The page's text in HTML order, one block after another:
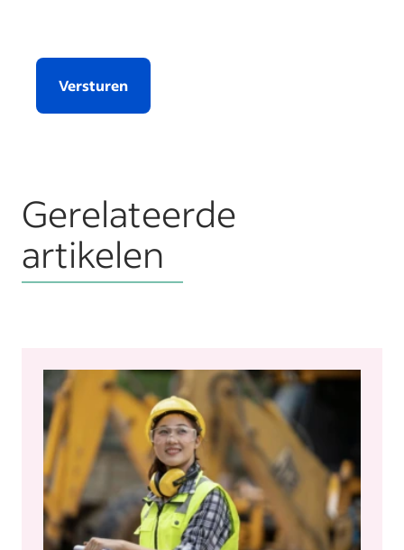
Versturen
Gerelateerde
artikelen